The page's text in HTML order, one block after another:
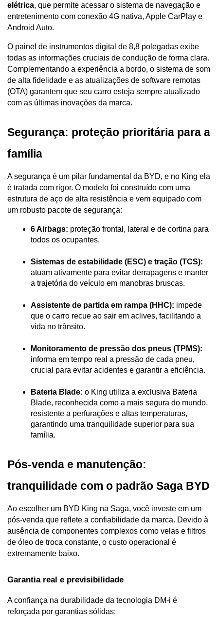
elétrica, que permite acessar o sistema de navegação e
entretenimento com conexão 4G nativa, Apple CarPlay e
Android Auto.
O painel de instrumentos digital de 8,8 polegadas exibe
todas as informações cruciais de condução de forma clara.
Complementando a experiência a bordo, o sistema de som
de alta fidelidade e as atualizações de software remotas
(OTA) garantem que seu carro esteja sempre atualizado
com as últimas inovações da marca.
Segurança: proteção prioritária para a
família
A segurança é um pilar fundamental da BYD, e no King ela
é tratada com rigor. O modelo foi construído com uma
estrutura de aço de alta resistência e vem equipado com
um robusto pacote de segurança:
6 Airbags: proteção frontal, lateral e de cortina para
todos os ocupantes.
Sistemas de estabilidade (ESC) e tração (TCS):
atuam ativamente para evitar derrapagens e manter
a trajetória do veículo em manobras bruscas.
Assistente de partida em rampa (HHC): impede
que o carro recue ao sair em aclives, facilitando a
vida no trânsito.
Monitoramento de pressão dos pneus (TPMS):
informa em tempo real a pressão de cada pneu,
crucial para evitar acidentes e garantir a eficiência.
Bateria Blade: o King utiliza a exclusiva Bateria
Blade, reconhecida como a mais segura do mundo,
resistente a perfurações e altas temperaturas,
garantindo uma tranquilidade superior para sua
família.
Pós-venda e manutenção:
tranquilidade com o padrão Saga BYD
Ao escolher um BYD King na Saga, você investe em um
pós-venda que reflete a confiabilidade da marca. Devido à
ausência de componentes complexos como velas e filtros
de óleo de troca constante, o custo operacional é
extremamente baixo.
Garantia real e previsibilidade
A confiança na durabilidade da tecnologia DM-i é
reforçada por garantias sólidas: